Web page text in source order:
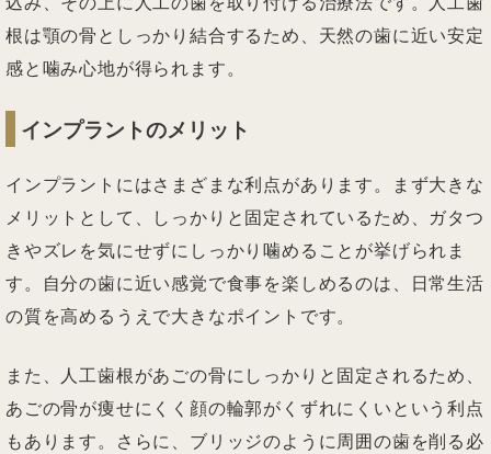
根は顎の骨としっかり結合するため、天然の歯に近い安定
感と噛み心地が得られます。
インプラントのメリット
インプラントにはさまざまな利点があります。まず大きな
メリットとして、しっかりと固定されているため、ガタつ
きやズレを気にせずにしっかり噛めることが挙げられま
す。自分の歯に近い感覚で食事を楽しめるのは、日常生活
の質を高めるうえで大きなポイントです。
また、人工歯根があごの骨にしっかりと固定されるため、
あごの骨が痩せにくく顔の輪郭がくずれにくいという利点
もあります。さらに、ブリッジのように周囲の歯を削る必